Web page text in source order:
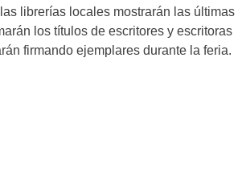
librerías locales mostrarán las últimas
los títulos de escritores y escritoras
firmando ejemplares durante la feria.